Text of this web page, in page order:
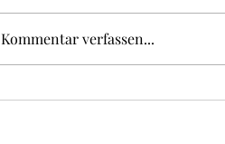
Kommentar verfassen...